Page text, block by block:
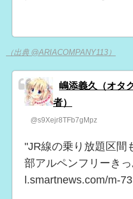
（出典 @ARIACOMPANY113）
嶋添義久（オタ
者）
@s9Xejr8TFb7gMpz
"JR線の乗り放題区間
部アルペンフリーき
l.smartnews.com/m-